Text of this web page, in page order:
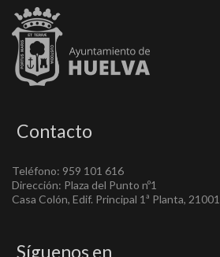
Contacto
Teléfono: 959 101 616
Dirección: Plaza del Punto nº1
Casa Colón, Edif. Principal 1ª Planta, 21001
Síguenos en